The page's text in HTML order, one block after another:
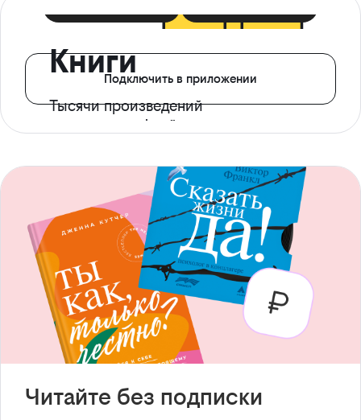
Книги
Тысячи произведений
с доступом офлайн
Подключить в приложении
Читайте без подписки